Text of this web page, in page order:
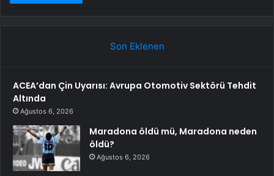
Son Eklenen
ACEA’dan Çin Uyarısı: Avrupa Otomotiv Sektörü Tehdit
Altında
Ağustos 6, 2026
Maradona öldü mü, Maradona neden
öldü?
Ağustos 6, 2026